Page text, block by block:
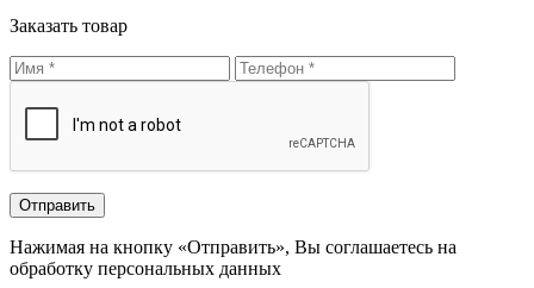
Заказать товар
Нажимая на кнопку «Отправить», Вы соглашаетесь на
обработку персональных данных